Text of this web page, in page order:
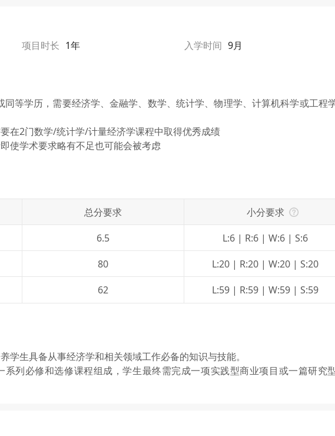
项目时长 1年 入学时间 9月
等学历，需要经济学、金融学、数学、统计学、物理学、计算机科学或工程
在2门数学/统计学/计量经济学课程中取得优秀成绩
使学术要求略有不足也可能会被考虑
总分要求
小分要求
6.5
L:6 | R:6 | W:6 | S:6
80 L:20 | R:20 | W:20 | S:20
62 L:59 | R:59 | W:59 | S:59
学生具备从事经济学和相关领域工作必备的知识与技能。
列必修和选修课程组成，学生最终需完成一项实践型商业项目或一篇研究